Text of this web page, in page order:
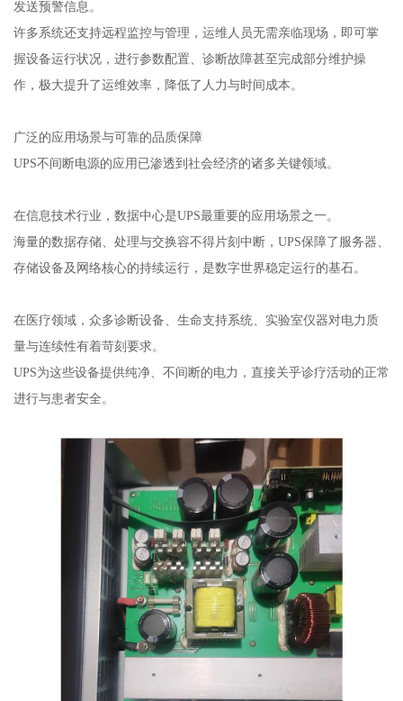
发送预警信息。
许多系统还支持远程监控与管理，运维人员无需亲临现场，即可掌
握设备运行状况，进行参数配置、诊断故障甚至完成部分维护操
作，极大提升了运维效率，降低了人力与时间成本。
广泛的应用场景与可靠的品质保障
UPS不间断电源的应用已渗透到社会经济的诸多关键领域。
在信息技术行业，数据中心是UPS最重要的应用场景之一。
海量的数据存储、处理与交换容不得片刻中断，UPS保障了服务器、
存储设备及网络核心的持续运行，是数字世界稳定运行的基石。
在医疗领域，众多诊断设备、生命支持系统、实验室仪器对电力质
量与连续性有着苛刻要求。
UPS为这些设备提供纯净、不间断的电力，直接关乎诊疗活动的正常
进行与患者安全。